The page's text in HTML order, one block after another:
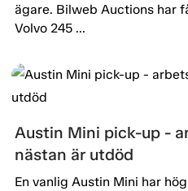
ägare. Bilweb Auctions har
Volvo 245 ...
Austin Mini pick-up -
nästan är utdöd
En vanlig Austin Mini har